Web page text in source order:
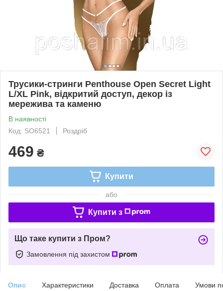
Трусики-стринги Penthouse Open Secret Light
L/XL Pink, відкритий доступ, декор із
мережива та каменю
В наявності
Код: SO6521
Роздріб
469 ₴
Купити
або
Купити з
Що таке купити з Пром?
Замовлення під захистом
Опис Характеристики Доставка Оплата Умови